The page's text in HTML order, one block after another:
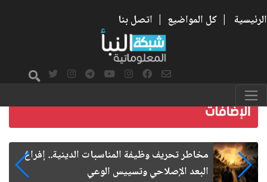
الرئيسية | كل المواضيع | اتصل بنا
زيارة الأربعين.. من الفاعلية المجتمعية إلى المواطنة
الفاعلة